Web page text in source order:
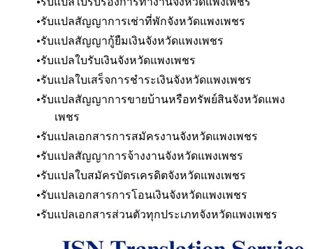
รับแปลสัญญาการเช่าที่พักจังหวัดแพงเพชร
รับแปลสัญญากู้ยืมเงินจังหวัดแพงเพชร
รับแปลใบรับเงินจังหวัดแพงเพชร
รับแปลใบเสร็จการชำระเงินจังหวัดแพงเพชร
รับแปลสัญญาการขายบ้านหรือทรัพย์สินจังหวัดแพง
เพชร
รับแปลเอกสารการสมัครงานจังหวัดแพงเพชร
รับแปลสัญญาการจ้างงานจังหวัดแพงเพชร
รับแปลใบสมัครบัตรเครดิตจังหวัดแพงเพชร
รับแปลเอกสารการโอนเงินจังหวัดแพงเพชร
​รับแปลเอกสารส่วนตัวทุกประเภทจังหวัดแพงเพชร